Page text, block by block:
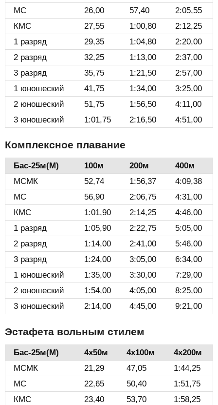
МС 26,00 57,40
2:05,55
КМС
27,55 1:00,80
2:12,25
1 разряд
29,35 1:04,80
2:20,00
2 разряд
32,25 1:13,00
2:37,00
3 разряд
35,75 1:21,50
2:57,00
1 юношеский
41,75 1:34,00
3:25,00
2 юношеский
51,75 1:56,50
4:11,00
3 юношеский
1:01,75 2:16,50 4:51,00
Комплексное плавание
Бас-25м(М)️ 100м 200м
400м
МСМК
52,74 1:56,37
4:09,38
МС
56,90 2:06,75
4:31,00
КМС
1:01,90 2:14,25
4:46,00
1 разряд
1:05,90 2:22,75
5:05,00
2 разряд
1:14,00 2:41,00
5:46,00
3 разряд
1:24,00 3:05,00
6:34,00
1 юношеский
1:35,00 3:30,00
7:29,00
2 юношеский
1:54,00 4:05,00
8:25,00
3 юношеский
2:14,00 4:45,00 9:21,00
Эстафета вольным стилем
Бас-25м(М)️ 4х50м 4х100м
4х200м
МСМК
21,29 47,05
1:44,25
МС
22,65 50,40
1:51,75
КМС
23,40 53,70
1:58,25